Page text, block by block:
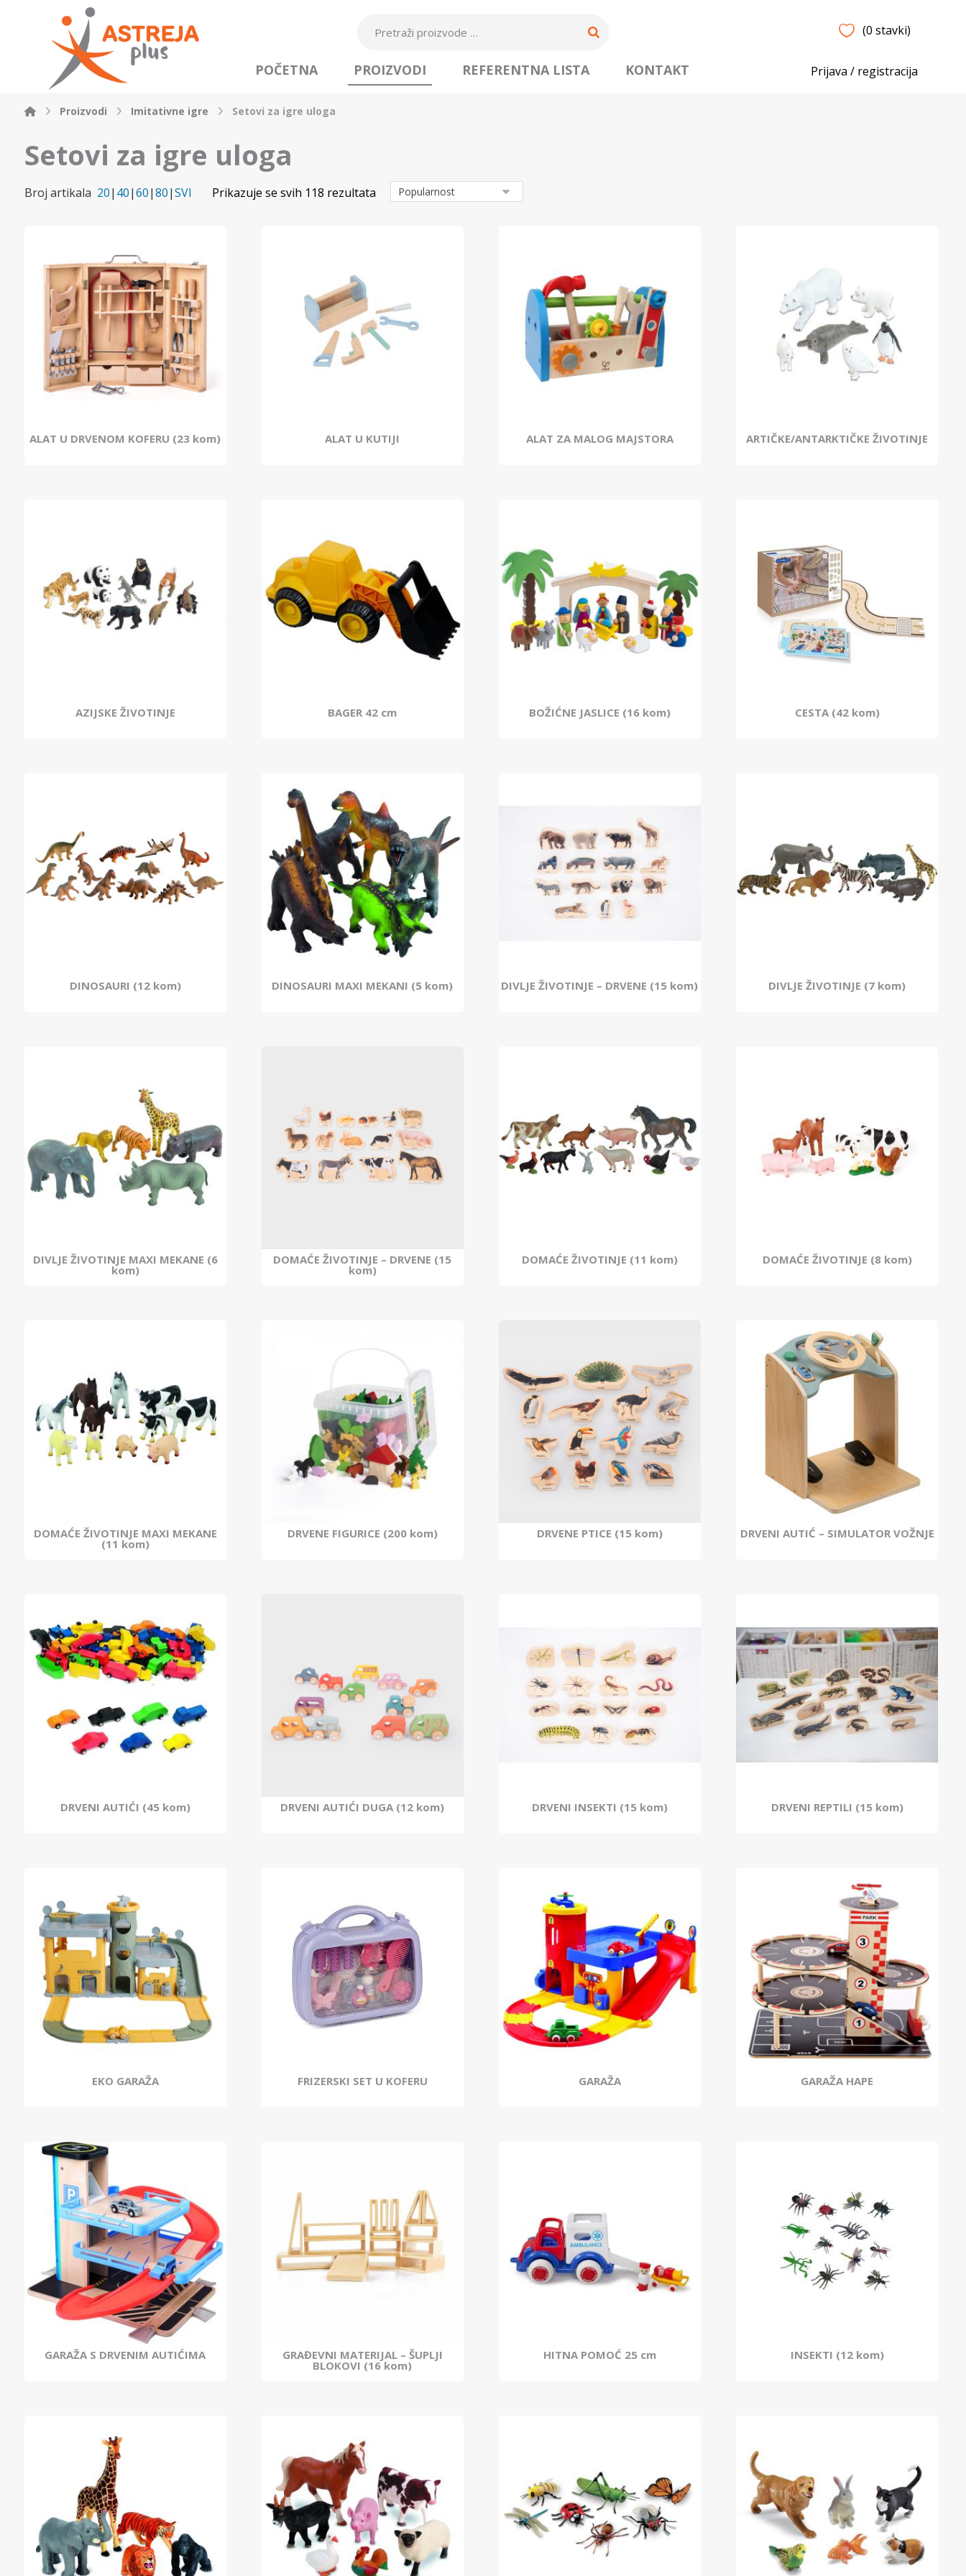
(0 stavki)
Prijava / registracija
POČETNA PROIZVODI REFERENTNA LISTA KONTAKT
Proizvodi Imitativne igre Setovi za igre uloga
Setovi za igre uloga
Broj artikala 20| 40|60|80|SVI Prikazuje se svih 118 rezultata
ALAT U DRVENOM KOFERU (23 kom) ALAT U KUTIJI ALAT ZA MALOG MAJSTORA ARTIČKE/ANTARKTIČKE ŽIVOTINJE
AZIJSKE ŽIVOTINJE BAGER 42 cm BOŽIĆNE JASLICE (16 kom) CESTA (42 kom)
DINOSAURI (12 kom) DINOSAURI MAXI MEKANI (5 kom) DIVLJE ŽIVOTINJE – DRVENE (15 kom) DIVLJE ŽIVOTINJE (7 kom)
DIVLJE ŽIVOTINJE MAXI MEKANE (6
kom)
DOMAĆE ŽIVOTINJE – DRVENE (15
kom)
DOMAĆE ŽIVOTINJE (11 kom) DOMAĆE ŽIVOTINJE (8 kom)
DOMAĆE ŽIVOTINJE MAXI MEKANE
(11 kom)
DRVENE FIGURICE (200 kom) DRVENE PTICE (15 kom) DRVENI AUTIĆ – SIMULATOR VOŽNJE
DRVENI AUTIĆI (45 kom) DRVENI AUTIĆI DUGA (12 kom) DRVENI INSEKTI (15 kom) DRVENI REPTILI (15 kom)
EKO GARAŽA FRIZERSKI SET U KOFERU GARAŽA GARAŽA HAPE
GARAŽA S DRVENIM AUTIĆIMA GRAĐEVNI MATERIJAL – ŠUPLJI
BLOKOVI (16 kom)
HITNA POMOĆ 25 cm INSEKTI (12 kom)